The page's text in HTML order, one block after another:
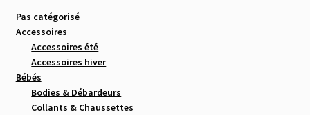
Pas catégorisé
Accessoires
Accessoires été
Accessoires hiver
Bébés
Bodies & Débardeurs
Collants & Chaussettes